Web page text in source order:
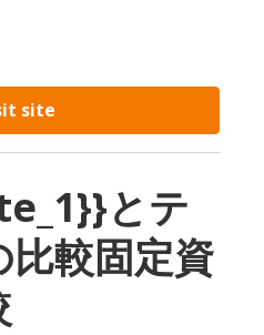
site
とテ
較固定資